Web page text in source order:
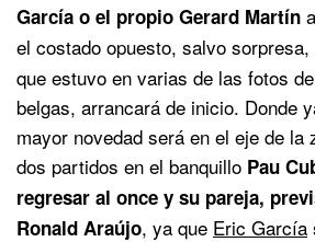
García o el propio Gerard Martín
el costado opuesto, salvo sorpresa,
que estuvo en varias de las fotos
belgas, arrancará de inicio. Donde
mayor novedad será en el eje de la
dos partidos en el banquillo Pau
regresar al once y su pareja,
Ronald Araújo, ya que Eric García